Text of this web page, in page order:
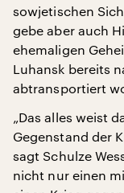
sowjetischen
gebe aber auch
ehemaligen
Luhansk bereits
abtransportiert
„Das alles weist
Gegenstand der
sagt Schulze
nicht nur einen